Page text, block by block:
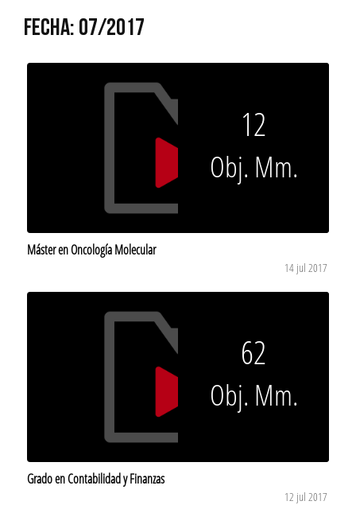
FECHA: 07/2017
12
Obj. Mm.
Máster en Oncología Molecular
14 jul 2017
62
Obj. Mm.
Grado en Contabilidad y Finanzas
12 jul 2017